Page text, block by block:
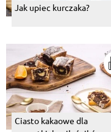
Jak upiec kurczaka?
Ciasto kakaowe dla